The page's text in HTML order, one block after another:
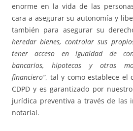
enorme en la vida de las
cara a asegurar su autonomía y
también para asegurar su
heredar bienes, controlar sus
tener acceso en igualdad de
bancarios, hipotecas y otras
financiero”, tal y como establece el
CDPD y es garantizado por
jurídica preventiva a través de las
notarial.